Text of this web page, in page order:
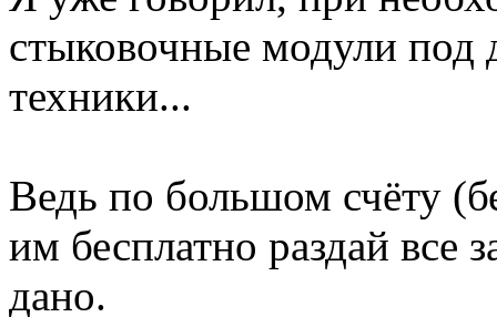
стыковочные модули под
техники...
Ведь по большом счёту
им бесплатно раздай все
дано.